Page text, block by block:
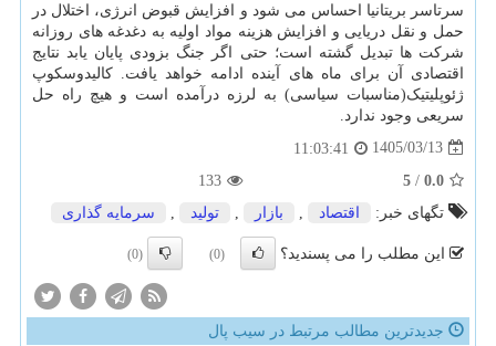
سرتاسر بریتانیا احساس می شود و افزایش قبوض انرژی، اختلال در
حمل و نقل دریایی و افزایش هزینه مواد اولیه به دغدغه های روزانه
شرکت ها تبدیل گشته است؛ حتی اگر جنگ بزودی پایان یابد نتایج
اقتصادی آن برای ماه های آینده ادامه خواهد یافت. کالیدوسکوپ
ژئوپلیتیک(مناسبات سیاسی) به لرزه درآمده است و هیچ راه حل
سریعی وجود ندارد.
1405/03/13
11:03:41
0.0
/
5
133
تگهای خبر:
اقتصاد , بازار , تولید , سرمایه گذاری
این مطلب را می پسندید؟ (0)
(0)
جدیدترین مطالب مرتبط در سیب پال